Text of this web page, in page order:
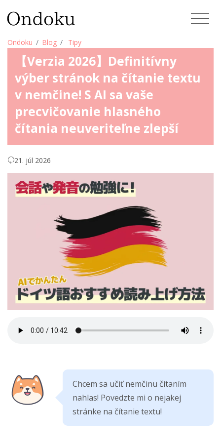
Ondoku Blog Tipy
【Verzia 2026】Definitívny
výber stránok na čítanie textu
v nemčine! S AI sa vaše
precvičovanie hlasného
čítania neuveriteľne zlepší
21. júl 2026
Chcem sa učiť nemčinu čítaním
nahlas! Povedzte mi o nejakej
stránke na čítanie textu!